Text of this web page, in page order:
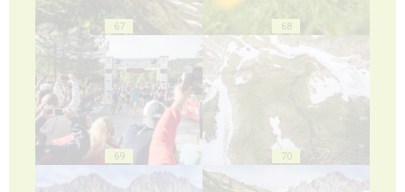
67 68
69 70